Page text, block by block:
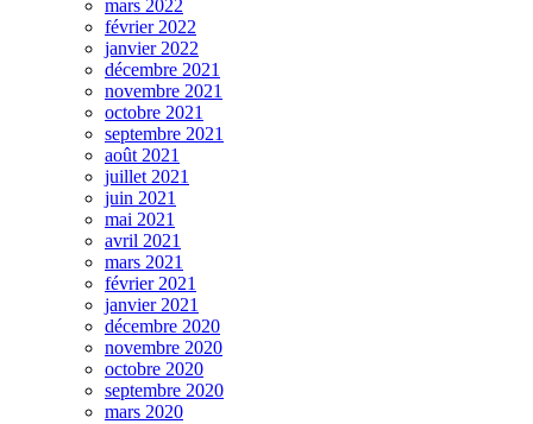
mars 2022
février 2022
janvier 2022
décembre 2021
novembre 2021
octobre 2021
septembre 2021
août 2021
juillet 2021
juin 2021
mai 2021
avril 2021
mars 2021
février 2021
janvier 2021
décembre 2020
novembre 2020
octobre 2020
septembre 2020
mars 2020